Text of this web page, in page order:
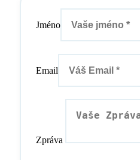
Jméno
Email
Zpráva